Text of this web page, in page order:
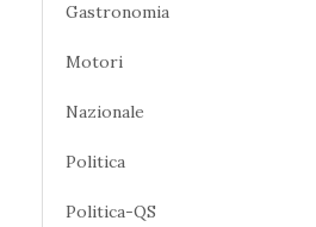
Gastronomia
Motori
Nazionale
Politica
Politica-QS